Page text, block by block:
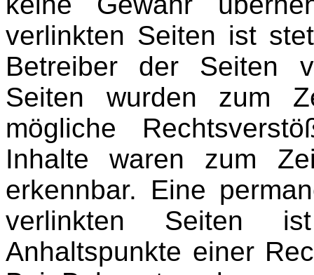
verlinkten Seiten ist
Betreiber der Seiten
Seiten wurden zum
mögliche
Inhalte waren zum
erkennbar. Eine
verlinkten Seiten
Anhaltspunkte einer